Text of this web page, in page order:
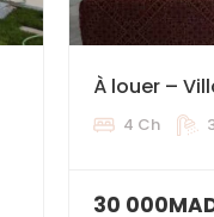
À louer –
4 Ch
30